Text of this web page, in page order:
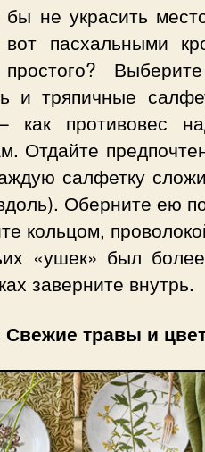
не украсить
пасхальными
и тряпичные
как противовес
Отдайте
салфетку
Оберните ею
кольцом,
«ушек» был
заверните внутрь.
Свежие травы и